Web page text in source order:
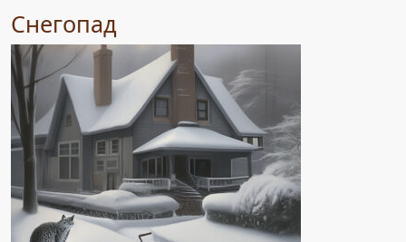
Снегопад